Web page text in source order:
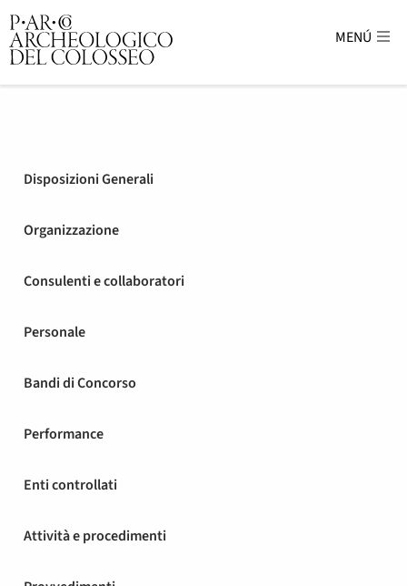
Parco Archeologico del
MENÚ
Disposizioni Generali
Organizzazione
Consulenti e collaboratori
Personale
Bandi di Concorso
Performance
Enti controllati
Attività e procedimenti